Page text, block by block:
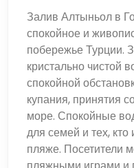
Залив Алтыньол в
спокойное и
побережье Турции.
кристально чистой
спокойной
купания, принятия
море. Спокойные
для семей и тех,
пляже. Посетители